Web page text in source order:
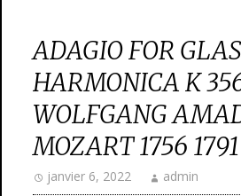
ADAGIO FOR
HARMONICA K
WOLFGANG
MOZART 1756 1791
janvier 6, 2022 admin